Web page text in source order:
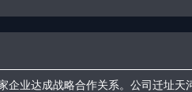
企业达成战略合作关系。公司迁址天